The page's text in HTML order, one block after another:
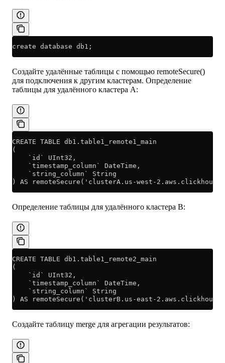
create database db1;
Создайте удалённые таблицы с помощью remoteSecure()
для подключения к другим кластерам. Определение
таблицы для удалённого кластера A:
CREATE TABLE db1.table1_remote1_main
(
    `id` UInt32,
    `timestamp_column` DateTime,
    `string_column` String
) AS remoteSecure('clusterA.us-west-
Определение таблицы для удалённого кластера B:
CREATE TABLE db1.table1_remote2_main
(
    `id` UInt32,
    `timestamp_column` DateTime,
    `string_column` String
) AS remoteSecure('clusterB.us-east-
Создайте таблицу merge для агрегации результатов: